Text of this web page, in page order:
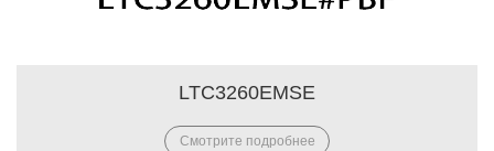
LTC3260EMSE
Смотрите подробнее